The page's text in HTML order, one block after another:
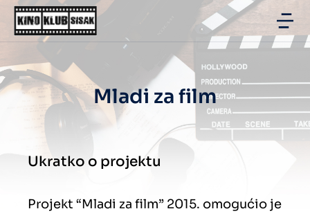
Mladi za film
Ukratko o projektu
Projekt “Mladi za film” 2015. omogućio je